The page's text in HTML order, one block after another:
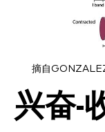
摘自
兴奋-